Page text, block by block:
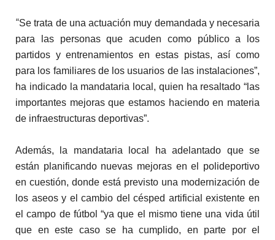
“Se trata de una actuación muy demandada y necesaria
para las personas que acuden como público a los
partidos y entrenamientos en estas pistas, así como
para los familiares de los usuarios de las instalaciones”,
ha indicado la mandataria local, quien ha resaltado “las
importantes mejoras que estamos haciendo en materia
de infraestructuras deportivas”.
Además, la mandataria local ha adelantado que se
están planificando nuevas mejoras en el polideportivo
en cuestión, donde está previsto una modernización de
los aseos y el cambio del césped artificial existente en
el campo de fútbol “ya que el mismo tiene una vida útil
que en este caso se ha cumplido, en parte por el